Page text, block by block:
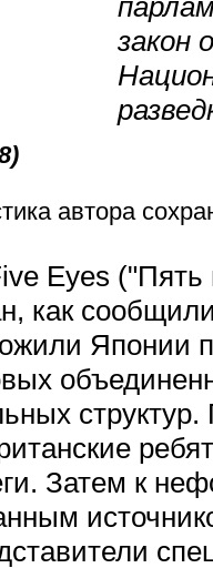
закон
автора
Eyes ("Пять
как
Японии
Затем к